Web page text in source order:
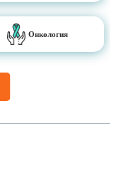
Онкология